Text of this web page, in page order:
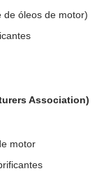
de óleos de motor)
Association)
motor